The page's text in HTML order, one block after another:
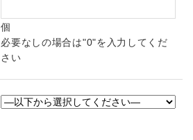
個
必要なしの場合は"0"を入力してくだ
さい